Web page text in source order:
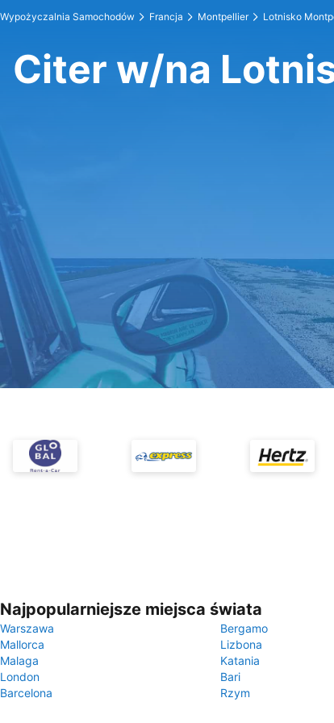
Wypożyczalnia Samochodów Francja Montpellier Lotnisko
Citer w/na
Najpopularniejsze miejsca świata
Warszawa
Bergamo
Mallorca
Lizbona
Malaga
Katania
London
Bari
Barcelona
Rzym